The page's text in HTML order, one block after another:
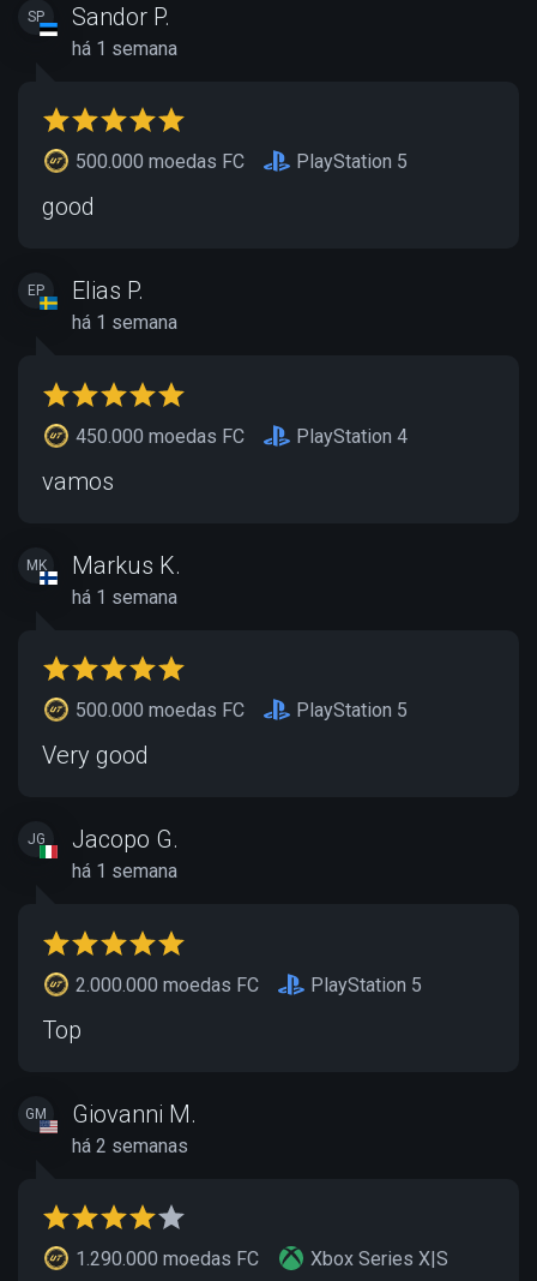
SP Sandor P.
há 1 semana
500.000 moedas FC PlayStation 5
good
EP Elias P.
há 1 semana
450.000 moedas FC PlayStation 4
vamos
MK Markus K.
há 1 semana
500.000 moedas FC PlayStation 5
Very good
JG Jacopo G.
há 1 semana
2.000.000 moedas FC PlayStation 5
Top
GM Giovanni M.
há 2 semanas
1.290.000 moedas FC
Xbox Series X|S